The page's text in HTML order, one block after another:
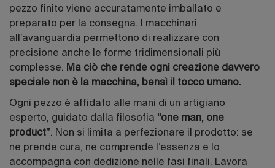
pezzo finito viene accuratamente imballato e
preparato per la consegna. I macchinari
all’avanguardia permettono di realizzare con
precisione anche le forme tridimensionali più
complesse. Ma ciò che rende ogni creazione davvero
speciale non è la macchina, bensì il tocco umano.
Ogni pezzo è affidato alle mani di un artigiano
esperto, guidato dalla filosofia “one man, one
product”. Non si limita a perfezionare il prodotto: se
ne prende cura, ne comprende l’essenza e lo
accompagna con dedizione nelle fasi finali. Lavora